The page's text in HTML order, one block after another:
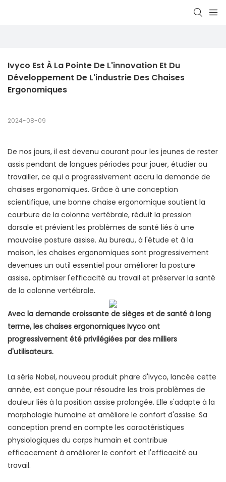
Ivyco Est À La Pointe De L'innovation Et Du
Développement De L'industrie Des Chaises
Ergonomiques
2024-08-09
De nos jours, il est devenu courant pour les jeunes de rester
assis pendant de longues périodes pour jouer, étudier ou
travailler, ce qui a progressivement accru la demande de
chaises ergonomiques. Grâce à une conception
scientifique, une bonne chaise ergonomique soutient la
courbure de la colonne vertébrale, réduit la pression
dorsale et prévient les problèmes de santé liés à une
mauvaise posture assise. Au bureau, à l'étude et à la
maison, les chaises ergonomiques sont progressivement
devenues un outil essentiel pour améliorer la posture
assise, optimiser l'efficacité au travail et préserver la santé
de la colonne vertébrale.
Avec la demande croissante de sièges et de santé à long
terme, les chaises ergonomiques Ivyco ont
progressivement été privilégiées par des milliers
d'utilisateurs.
La série Nobel, nouveau produit phare d'Ivyco, lancée cette
année, est conçue pour résoudre les trois problèmes de
douleur liés à la position assise prolongée. Elle s'adapte à la
morphologie humaine et améliore le confort d'assise. Sa
conception prend en compte les caractéristiques
physiologiques du corps humain et contribue
efficacement à améliorer le confort et l'efficacité au
travail.